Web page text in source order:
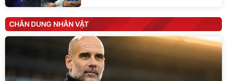
CHÂN DUNG NHÂN VẬT